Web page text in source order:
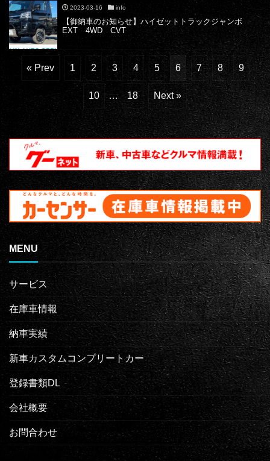
2023-03-16 info
【御納車のお知らせ】ハイゼットトラックジャンボ
EXT 4WD CVT
« Prev 1 2 3 4 5 6 7 8 9
10 … 18 Next »
MENU
サービス
在庫車情報
納車実績
新車カスタムコンプリートカー
登録書類DL
会社概要
お問合わせ